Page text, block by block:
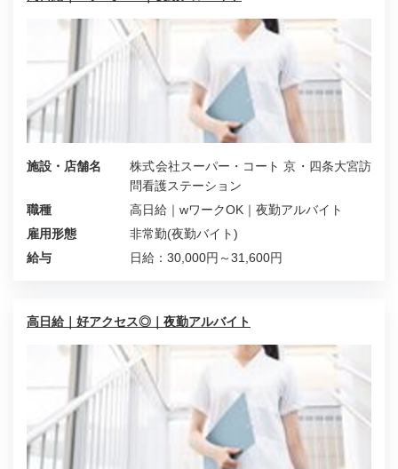
施設・店舗名
株式会社スーパー・コート 京・四条大宮訪
問看護ステーション
職種
高日給｜wワークOK｜夜勤アルバイト
雇用形態
非常勤(夜勤バイト)
給与
日給：30,000円～31,600円
高日給｜好アクセス◎｜夜勤アルバイト